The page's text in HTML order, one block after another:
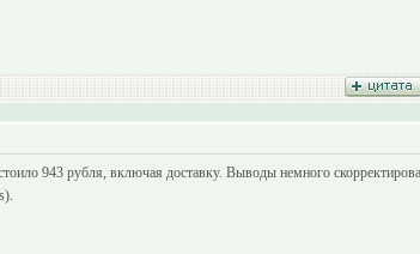
943 рубля, включая доставку. Выводы немного